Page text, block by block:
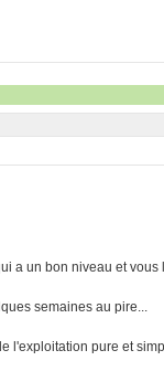
a un bon niveau et
semaines au pire...
l'exploitation pure et